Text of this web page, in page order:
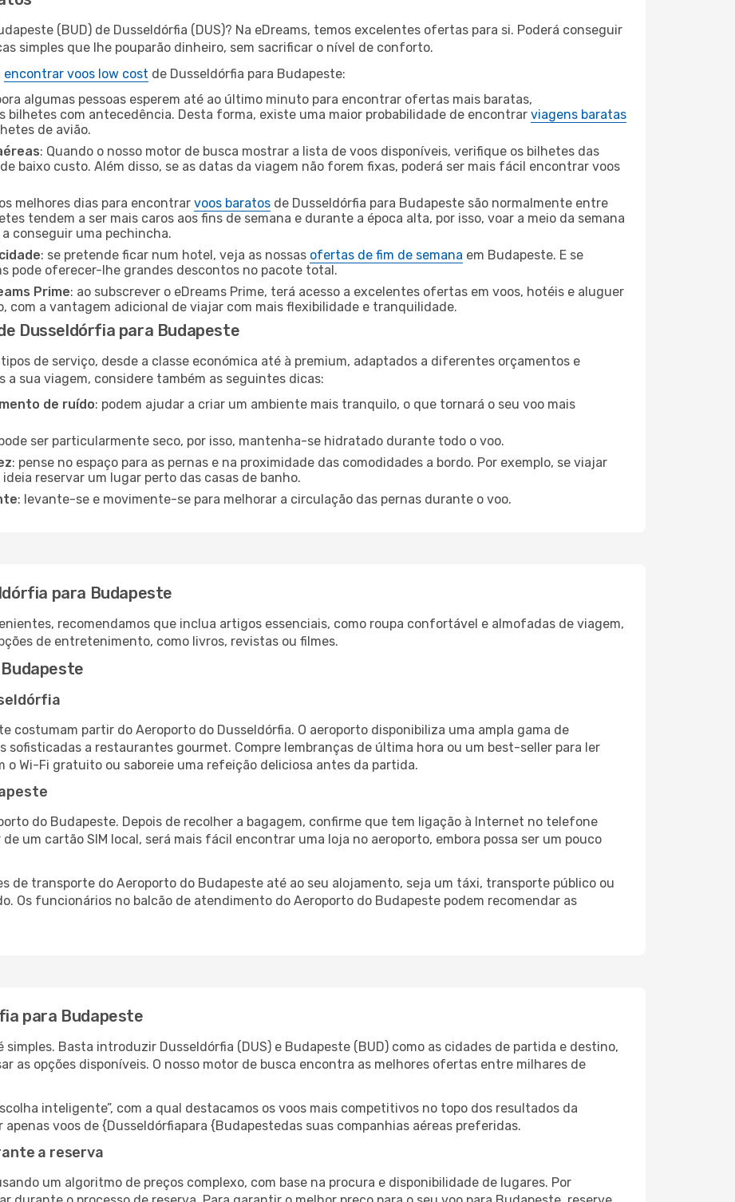
(BUD) de Dusseldórfia (DUS)? Na eDreams, temos excelentes ofertas para si. Poderá conseguir
simples que lhe pouparão dinheiro, sem sacrificar o nível de conforto.
encontrar voos low cost de Dusseldórfia para Budapeste:
algumas pessoas esperem até ao último minuto para encontrar ofertas mais baratas,
bilhetes com antecedência. Desta forma, existe uma maior probabilidade de encontrar viagens baratas
de avião.
: Quando o nosso motor de busca mostrar a lista de voos disponíveis, verifique os bilhetes das
baixo custo. Além disso, se as datas da viagem não forem fixas, poderá ser mais fácil encontrar voos
melhores dias para encontrar voos baratos de Dusseldórfia para Budapeste são normalmente entre
tendem a ser mais caros aos fins de semana e durante a época alta, por isso, voar a meio da semana
conseguir uma pechincha.
: se pretende ficar num hotel, veja as nossas ofertas de fim de semana em Budapeste. E se
pode oferecer-lhe grandes descontos no pacote total.
Prime: ao subscrever o eDreams Prime, terá acesso a excelentes ofertas em voos, hotéis e aluguer
com a vantagem adicional de viajar com mais flexibilidade e tranquilidade.
Dusseldórfia para Budapeste
de serviço, desde a classe económica até à premium, adaptados a diferentes orçamentos e
a sua viagem, considere também as seguintes dicas:
de ruído: podem ajudar a criar um ambiente mais tranquilo, o que tornará o seu voo mais
ser particularmente seco, por isso, mantenha-se hidratado durante todo o voo.
: pense no espaço para as pernas e na proximidade das comodidades a bordo. Por exemplo, se viajar
reservar um lugar perto das casas de banho.
: levante-se e movimente-se para melhorar a circulação das pernas durante o voo.
para Budapeste
recomendamos que inclua artigos essenciais, como roupa confortável e almofadas de viagem,
de entretenimento, como livros, revistas ou filmes.
costumam partir do Aeroporto do Dusseldórfia. O aeroporto disponibiliza uma ampla gama de
sofisticadas a restaurantes gourmet. Compre lembranças de última hora ou um best-seller para ler
Wi-Fi gratuito ou saboreie uma refeição deliciosa antes da partida.
do Budapeste. Depois de recolher a bagagem, confirme que tem ligação à Internet no telefone
um cartão SIM local, será mais fácil encontrar uma loja no aeroporto, embora possa ser um pouco
de transporte do Aeroporto do Budapeste até ao seu alojamento, seja um táxi, transporte público ou
Os funcionários no balcão de atendimento do Aeroporto do Budapeste podem recomendar as
para Budapeste
simples. Basta introduzir Dusseldórfia (DUS) e Budapeste (BUD) como as cidades de partida e destino,
as opções disponíveis. O nosso motor de busca encontra as melhores ofertas entre milhares de
inteligente”, com a qual destacamos os voos mais competitivos no topo dos resultados da
apenas voos de {Dusseldórfiapara {Budapestedas suas companhias aéreas preferidas.
a reserva
um algoritmo de preços complexo, com base na procura e disponibilidade de lugares. Por